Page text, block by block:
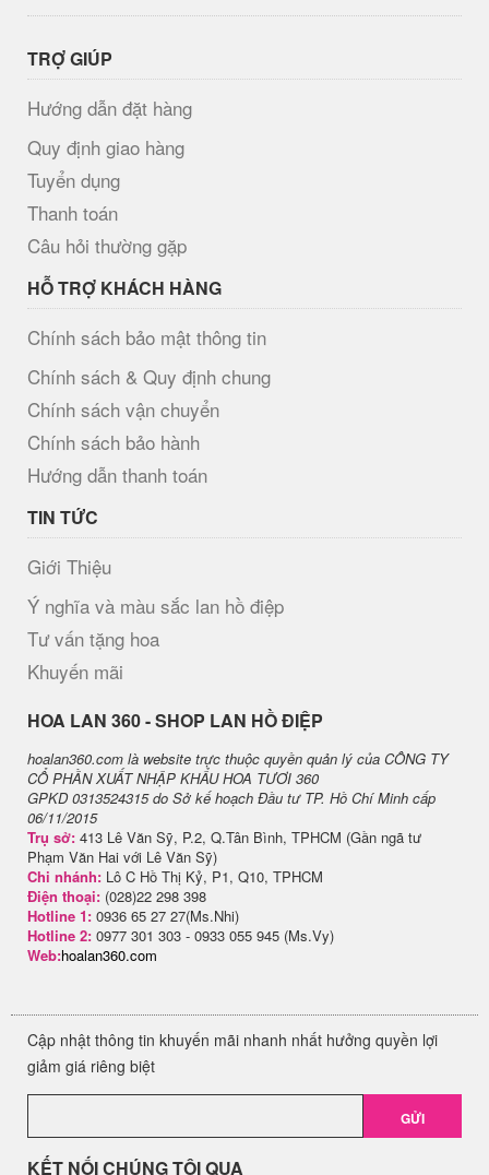
TRỢ GIÚP
Hướng dẫn đặt hàng
Quy định giao hàng
Tuyển dụng
Thanh toán
Câu hỏi thường gặp
HỖ TRỢ KHÁCH HÀNG
Chính sách bảo mật thông tin
Chính sách & Quy định chung
Chính sách vận chuyển
Chính sách bảo hành
Hướng dẫn thanh toán
TIN TỨC
Giới Thiệu
Ý nghĩa và màu sắc lan hồ điệp
Tư vấn tặng hoa
Khuyến mãi
H​OA LAN 360 - SHOP LAN HỒ ĐIỆP
hoalan360.com là website trực thuộc quyền quản lý của CÔNG TY
CỔ PHẦN XUẤT NHẬP KHẨU HOA TƯƠI 360
GPKD 0313524315 do Sở kế hoạch Đầu tư TP. Hồ Chí Minh cấp
06/11/2015
Trụ sở: 413 Lê Văn Sỹ, P.2, Q.Tân Bình, TPHCM (Gần ngã tư
Phạm Văn Hai với Lê Văn Sỹ)
Chi nhánh: Lô C Hồ Thị Kỷ, P1, Q10, TPHCM
Điện thoại: (028)22 298 398
Hotline 1: 0936 65 27 27(Ms.Nhi)
Hotline 2: 0977 301 303 - 0933 055 945 (Ms.Vy)
Web:hoalan360.com
Cập nhật thông tin khuyến mãi nhanh nhất hưởng quyền lợi
giảm giá riêng biệt
GỬI
KẾT NỐI CHÚNG TÔI QUA